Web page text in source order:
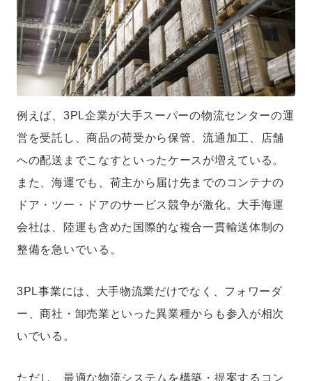
例えば、3PL企業が大手スーパーの物流センターの運
営を受託し、商品の荷受から保管、流通加工、店舗
への配送までこなすといったケースが増えている。
また、海運でも、荷主から届け先までのコンテナの
ドア・ツー・ドアのサービス競争が激化。大手海運
会社は、陸運も含めた国際的な複合一貫輸送体制の
整備を急いでいる。
3PL事業には、大手物流業だけでなく、フォワーダ
ー、商社・卸売業といった異業種からも参入が相次
いでいる。
ただし、最適な物流システムを構築・提案するコン